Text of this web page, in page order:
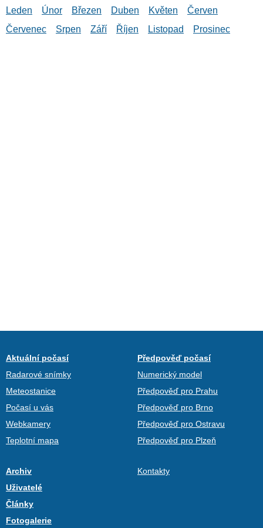
Leden Únor Březen Duben Květen
Červen
Červenec
Srpen Září Říjen Listopad Prosinec
Aktuální počasí
Radarové snímky
Meteostanice
Počasí u vás
Webkamery
Teplotní mapa
Předpověď počasí
Numerický model
Předpověď pro Prahu
Předpověď pro Brno
Předpověď pro Ostravu
Předpověď pro Plzeň
Archiv
Uživatelé
Články
Fotogalerie
Kontakty